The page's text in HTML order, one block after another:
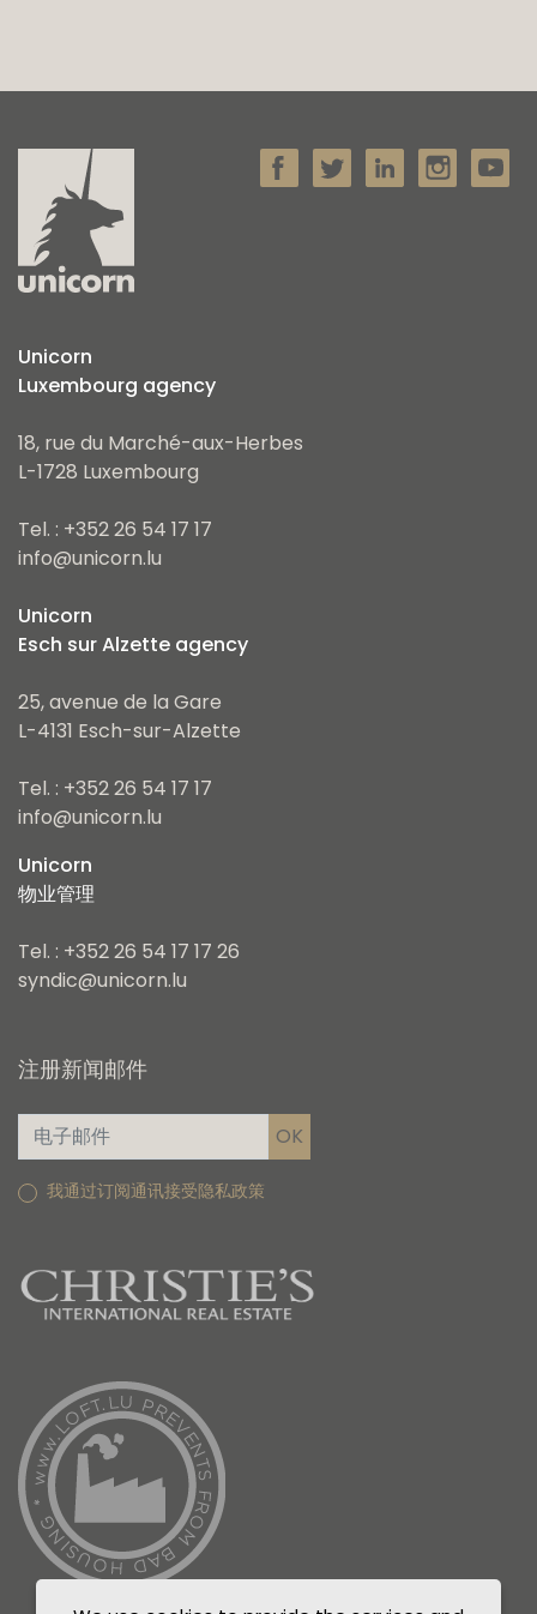
Unicorn
Luxembourg agency
18, rue du Marché-aux-Herbes
L-1728 Luxembourg
Tel. : +352 26 54 17 17
info@unicorn.lu
Unicorn
Esch sur Alzette agency
25, avenue de la Gare
L-4131 Esch-sur-Alzette
Tel. : +352 26 54 17 17
info@unicorn.lu
Unicorn
物业管理
Tel. : +352 26 54 17 17 26
syndic@unicorn.lu
注册新闻邮件
我通过订阅通讯接受隐私政策